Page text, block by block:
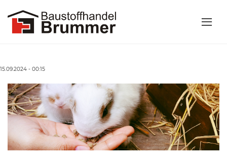
15.09.2024 - 00:15